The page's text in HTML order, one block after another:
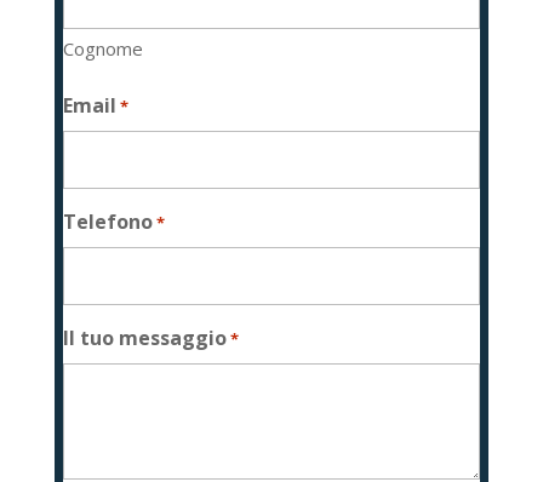
Cognome
Email *
Telefono*
Il tuo messaggio*